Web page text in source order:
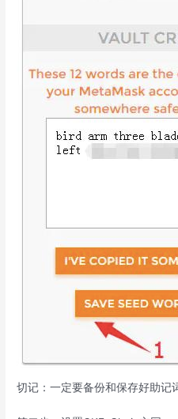
切记：一定要备份和保存好助记